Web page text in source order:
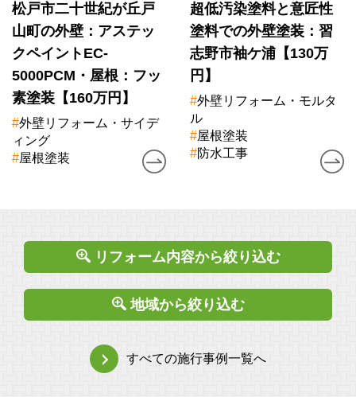
松戸市二十世紀が丘戸
山町の外壁：アステッ
クペイントEC-
5000PCM・屋根：フッ
素塗装【160万円】
#外壁リフォーム・サイデ
ィング
#屋根塗装
超低汚染塗料と意匠性
塗料での外壁塗装：習
志野市袖ケ浦【130万
円】
#外壁リフォーム・モルタ
ル
#屋根塗装
#防水工事
リフォーム内容から絞り込む
地域から絞り込む
すべての施行事例一覧へ